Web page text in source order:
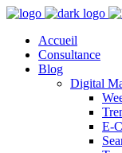
Accueil
Consultance
Blog
Digital
E-